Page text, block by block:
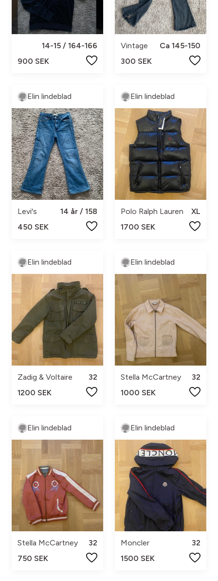
14-15 / 164-166
900 SEK
Vintage
Ca 145-150
300 SEK
Elin lindeblad
Levi's
14 år / 158
450 SEK
Elin lindeblad
Polo Ralph Lauren
XL
1700 SEK
Elin lindeblad
Zadig & Voltaire
32
1200 SEK
Elin lindeblad
Stella McCartney
32
1000 SEK
Elin lindeblad
Stella McCartney
32
750 SEK
Elin lindeblad
Moncler
32
1500 SEK